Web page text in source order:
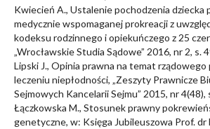
Kwiecień A., Ustalenie pochodzenia dziecka
medycznie wspomaganej prokreacji z
kodeksu rodzinnego i opiekuńczego z 25
„Wrocławskie Studia Sądowe” 2016, nr 2, s.
Lipski J., Opinia prawna na temat
leczeniu niepłodności, „Zeszyty Prawnicze
Sejmowych Kancelarii Sejmu” 2015, nr 4(48),
Łączkowska M., Stosunek prawny
genetyczne, w: Księga Jubileuszowa Prof. dr